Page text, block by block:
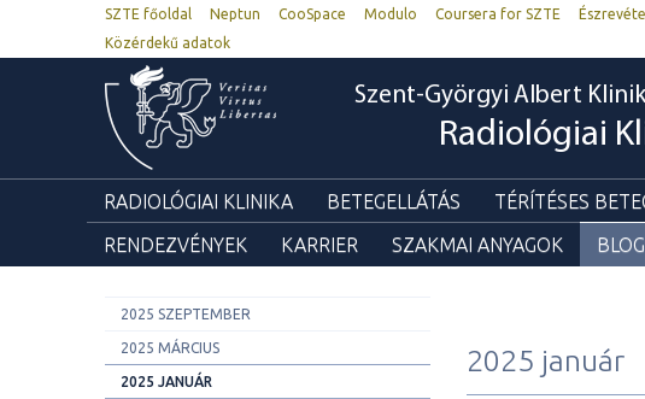
SZTE főoldal Neptun CooSpace Modulo Coursera for SZTE
Közérdekű adatok
Szent-Györgyi Albert
Radiológiai
RADIOLÓGIAI KLINIKA BETEGELLÁTÁS TÉRÍTÉSES
RENDEZVÉNYEK
KARRIER SZAKMAI ANYAGOK BLOG
2025 SZEPTEMBER
2025 MÁRCIUS
2025 JANUÁR
2025 január